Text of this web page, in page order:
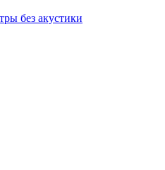
без акустики